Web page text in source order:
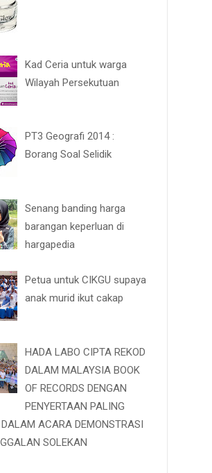
Kad Ceria untuk warga
Wilayah Persekutuan
PT3 Geografi 2014 :
Borang Soal Selidik
Senang banding harga
barangan keperluan di
hargapedia
Petua untuk CIKGU supaya
anak murid ikut cakap
HADA LABO CIPTA REKOD
DALAM MALAYSIA BOOK
OF RECORDS DENGAN
PENYERTAAN PALING
ACARA DEMONSTRASI
SOLEKAN